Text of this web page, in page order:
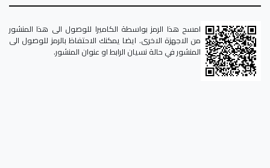
امسح هذا الرمز بواسطة الكاميرا للوصول الى هذا المنشور
من الاجهزة الاخرى. ايضا يمكنك الاحتفاظ بالرمز للوصول الى
المنشور في حالة نسيان الرابط او عنوان المنشور.